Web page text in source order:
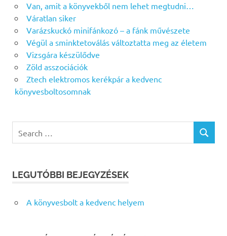
Van, amit a könyvekből nem lehet megtudni…
Váratlan siker
Varázskuckó minifánkozó – a fánk művészete
Végül a sminktetoválás változtatta meg az életem
Vizsgára készülődve
Zöld asszociációk
Ztech elektromos kerékpár a kedvenc
könyvesboltosomnak
for:
SEARCH
LEGUTÓBBI BEJEGYZÉSEK
A könyvesbolt a kedvenc helyem